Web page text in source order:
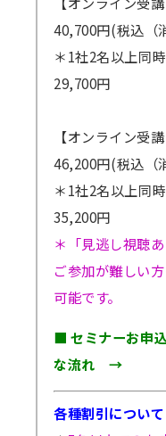
40,700円(税込（
＊1社2名以上同
29,700円
【オンライン受
46,200円(税込（
＊1社2名以上同
35,200円
＊「見逃し視聴
ご参加が難しい
可能です。
■ セミナーお申
な流れ →
各種割引について